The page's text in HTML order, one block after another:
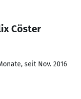
Cöster
seit Nov. 2016